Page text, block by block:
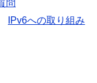
問
IPv6への取り組み